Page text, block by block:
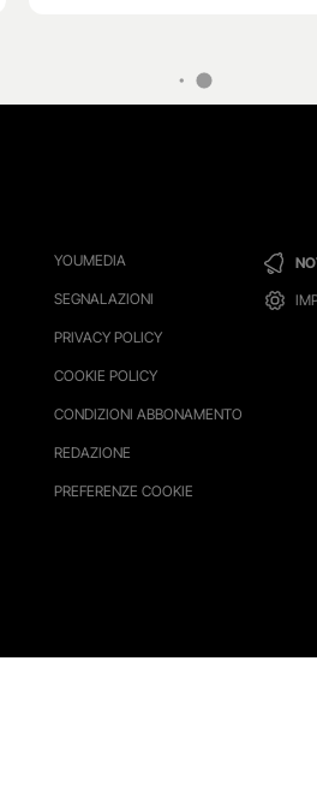
YOUMEDIA
SEGNALAZIONI
PRIVACY POLICY
COOKIE POLICY
CONDIZIONI ABBONAMENTO
REDAZIONE
PREFERENZE COOKIE